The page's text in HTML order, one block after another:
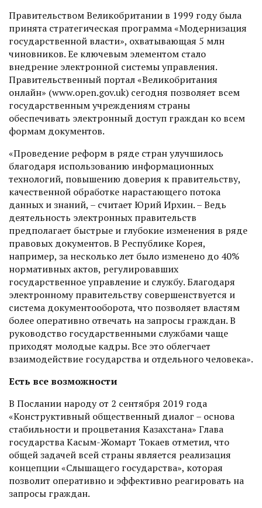
Правительством Великобритании в 1999 году была
принята стратегическая программа «Модернизация
государственной власти», охватывающая 5 млн
чиновников. Ее ключевым элемен­том стало
внедрение электронной системы управления.
Правительственный портал «Великобритания
онлайн» (www.open.gov.uk) сегодня позволяет всем
государственным учреж­дениям страны
обеспечивать электронный доступ граждан ко всем
формам документов.
«Проведение реформ в ряде стран улучшилось
благодаря использованию информационных
технологий, повышению доверия к правительству,
качественной обработке нарастающего потока
данных и знаний, – считает Юрий Ирхин. – Ведь
деятельность электронных правительств
предполагает быстрые и глубокие изменения в ряде
правовых документов. В Республике Корея,
например, за несколько лет было изменено до 40%
нормативных актов, регулировавших
государственное управление и службу. Благодаря
электронному правительству совершенствуется и
система документооборота, что позволяет властям
более оперативно отвечать на запросы граждан. В
руководство государственными службами чаще
приходят молодые кадры. Все это облегчает
взаимодействие государства и отдельного человека».
Есть все возможности
В Послании народу от 2 сентяб­ря 2019 года
«Конструктивный общественный диалог – основа
стабильности и процветания Казахстана» Глава
государства Касым-Жомарт Токаев отметил, что
общей задачей всей страны является реализация
концепции «Слышащего государства», которая
позволит оперативно и эффективно реагировать на
запросы граждан.